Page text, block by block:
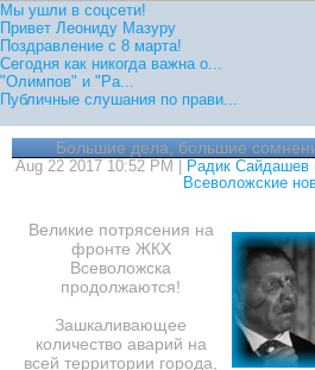
Мы ушли в соцсети!
Привет Леониду Мазуру
Поздравление с 8 марта!
Сегодня как никогда важна о...
"Олимпов" и "Ра...
Публичные слушания по прави...
Большие дела, большие
Aug 22 2017 10:52 PM | Радик Сайдашев
Всеволожские
Великие потрясения на
фронте ЖКХ
Всеволожска
продолжаются!
Зашкаливающее
количество аварий на
всей территории города,